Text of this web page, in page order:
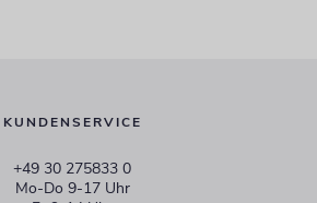
KUNDENSERVICE
+49 30 275833 0
Mo-Do 9-17 Uhr